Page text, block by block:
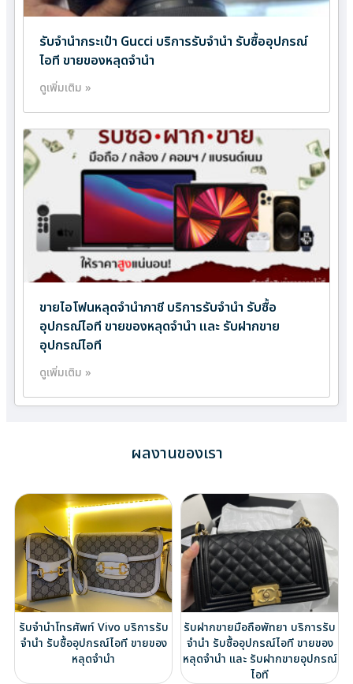
รับจำนำกระเป๋า Gucci บริการรับจำนำ รับซื้ออุปกรณ์
ไอที ขายของหลุดจำนำ
ดูเพิ่มเติม »
ขายไอโฟนหลุดจำนำภาชี บริการรับจำนำ รับซื้อ
อุปกรณ์ไอที ขายของหลุดจำนำ และ รับฝากขาย
อุปกรณ์ไอที
ดูเพิ่มเติม »
ผลงานของเรา
รับจำนำโทรศัพท์ Vivo บริการรับ
จำนำ รับซื้ออุปกรณ์ไอที ขายของ
หลุดจำนำ
รับฝากขายมือถือพัทยา บริการรับ
จำนำ รับซื้ออุปกรณ์ไอที ขายของ
หลุดจำนำ และ รับฝากขายอุปกรณ์
ไอที